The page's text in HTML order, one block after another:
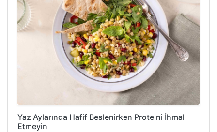
Yaz Aylarında Hafif Beslenirken Proteini İhmal
Etmeyin